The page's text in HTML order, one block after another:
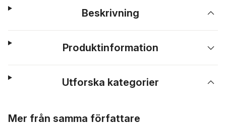
Beskrivning
Produktinformation
Utforska kategorier
Mer från samma författare